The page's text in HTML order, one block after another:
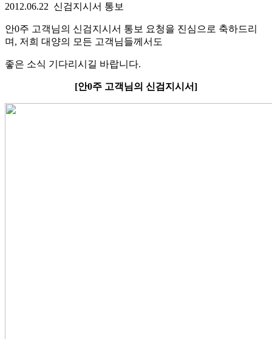
2012.06.22 신검지시서 통보
안0주 고객님의 신검지시서 통보 요청을 진심으로 축하드리
며, 저희 대양의 모든 고객님들께서도
좋은 소식 기다리시길 바랍니다.
[안0주 고객님의 신검지시서]